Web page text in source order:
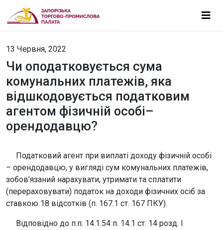
13 Червня, 2022
Чи оподатковується сума
комунальних платежів, яка
відшкодовується податковим
агентом фізичній особі–
орендодавцю?
Податковий агент при виплаті доходу фізичній особі
– орендодавцю, у вигляді сум комунальних платежів,
зобов’язаний нарахувати, утримати та сплатити
(перераховувати) податок на доходи фізичних осіб за
ставкою 18 відсотків (п. 167.1 ст. 167 ПКУ).
Відповідно до п.п. 14.1.54 п. 14.1 ст. 14 розд. І